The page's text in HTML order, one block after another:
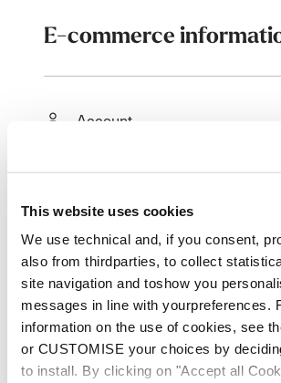
This website uses cookies
We use technical and, if you consent,
also from thirdparties, to collect
site navigation and toshow you
messages in line with yourpreferences.
information on the use of cookies, see
or CUSTOMISE your choices by
to install. By clicking on "Accept all
E-commerce
Account
Rückgabe und Rückerstattung
Lieferzeit
Faq
Bezahlungsmethode